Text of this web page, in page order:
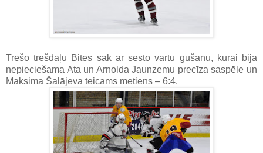
Trešo trešdaļu Bites sāk ar sesto vārtu gūšanu, kurai bija
nepieciešama Ata un Arnolda Jaunzemu precīza saspēle un
Maksima Šalājeva teicams metiens – 6:4.